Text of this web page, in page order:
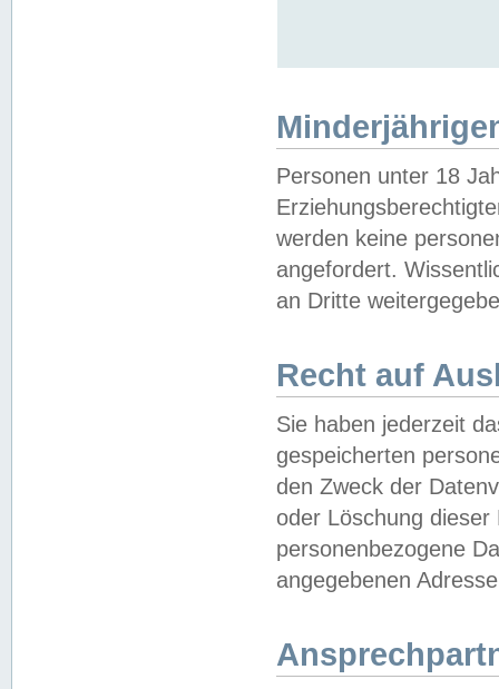
Personen unter 18
werden keine
angefordert.
an Dritte
Recht auf
Sie haben jederzeit
gespeicherten
den Zweck der
oder Löschung
personenbezogene
angegebenen